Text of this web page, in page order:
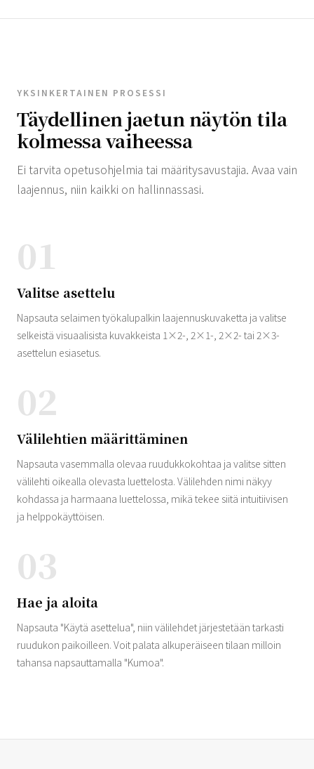
YKSINKERTAINEN PROSESSI
Täydellinen jaetun näytön tila
kolmessa vaiheessa
Ei tarvita opetusohjelmia tai määritysavustajia. Avaa vain
laajennus, niin kaikki on hallinnassasi.
01
Valitse asettelu
Napsauta selaimen työkalupalkin laajennuskuvaketta ja valitse
selkeistä visuaalisista kuvakkeista 1×2-, 2×1-, 2×2- tai 2×3-
asettelun esiasetus.
02
Välilehtien määrittäminen
Napsauta vasemmalla olevaa ruudukkokohtaa ja valitse sitten
välilehti oikealla olevasta luettelosta. Välilehden nimi näkyy
kohdassa ja harmaana luettelossa, mikä tekee siitä intuitiivisen
ja helppokäyttöisen.
03
Hae ja aloita
Napsauta "Käytä asettelua", niin välilehdet järjestetään tarkasti
ruudukon paikoilleen. Voit palata alkuperäiseen tilaan milloin
tahansa napsauttamalla "Kumoa".